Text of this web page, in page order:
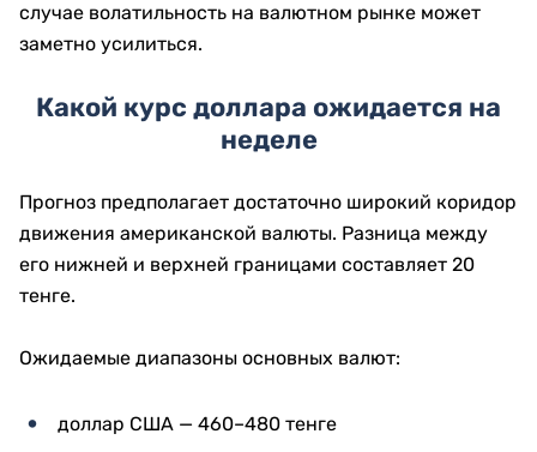
случае волатильность на валютном рынке может
заметно усилиться.
Какой курс доллара ожидается на
неделе
Прогноз предполагает достаточно широкий коридор
движения американской валюты. Разница между
его нижней и верхней границами составляет 20
тенге.
Ожидаемые диапазоны основных валют:
доллар США — 460–480 тенге